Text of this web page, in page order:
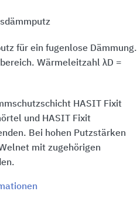
für ein fugenlose Dämmung.
Wärmeleitzahl λD =
HASIT Fixit
und HASIT Fixit
Bei hohen Putzstärken
mit zugehörigen